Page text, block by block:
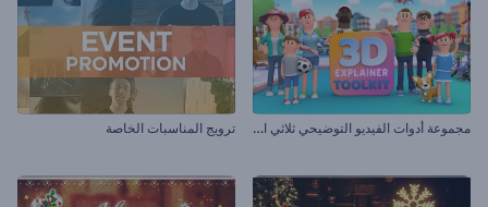
م
جموعة أدوات الفيديو التوضيحي ثلاثي الأبعاد ترويج المناسبات الخاصة